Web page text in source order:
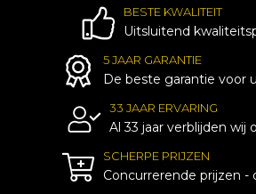
BESTE KWALITEIT
Uitsluitend
5 JAAR GARANTIE
De beste garantie voor
33 JAAR ERVARING
Al 33 jaar verblijden wij
SCHERPE PRIJZEN
Concurrerende prijzen -